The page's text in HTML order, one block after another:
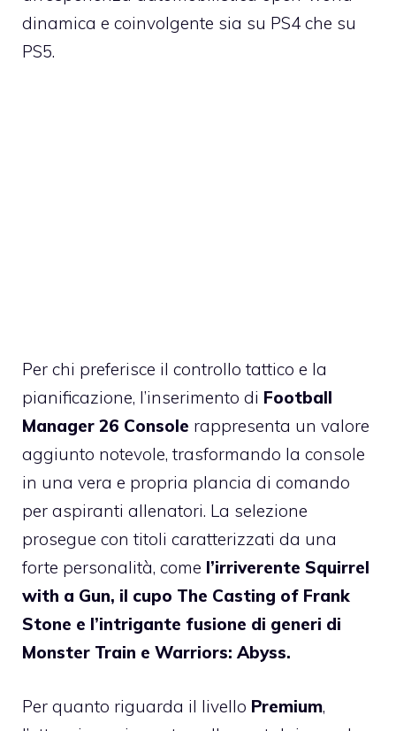
dinamica e coinvolgente sia su PS4 che su
PS5.
Per chi preferisce il controllo tattico e la
pianificazione, l’inserimento di Football
Manager 26 Console rappresenta un valore
aggiunto notevole, trasformando la console
in una vera e propria plancia di comando
per aspiranti allenatori. La selezione
prosegue con titoli caratterizzati da una
forte personalità, come l’irriverente Squirrel
with a Gun, il cupo The Casting of Frank
Stone e l’intrigante fusione di generi di
Monster Train e Warriors: Abyss.
Per quanto riguarda il livello Premium,